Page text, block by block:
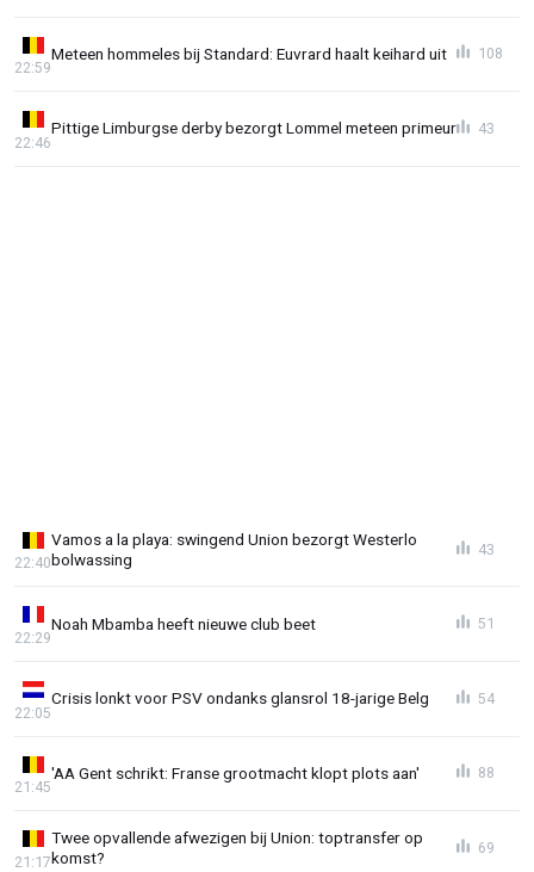
Meteen hommeles bij Standard: Euvrard haalt keihard uit
22:59
108
Pittige Limburgse derby bezorgt Lommel meteen primeur
22:46
43
Vamos a la playa: swingend Union bezorgt Westerlo
bolwassing
22:40
43
Noah Mbamba heeft nieuwe club beet
22:29
51
Crisis lonkt voor PSV ondanks glansrol 18-jarige Belg
22:05
54
'AA Gent schrikt: Franse grootmacht klopt plots aan'
21:45
88
Twee opvallende afwezigen bij Union: toptransfer op
komst?
21:17
69